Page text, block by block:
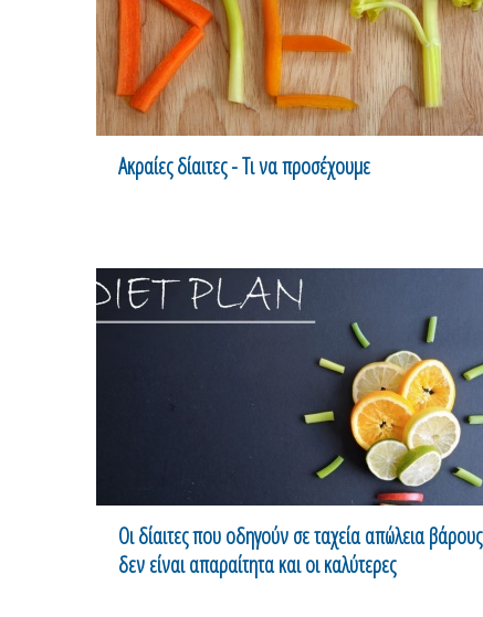
Ακραίες δίαιτες - Τι να προσέχουμε
Οι δίαιτες που οδηγούν σε ταχεία απώλεια βάρους
δεν είναι απαραίτητα και οι καλύτερες